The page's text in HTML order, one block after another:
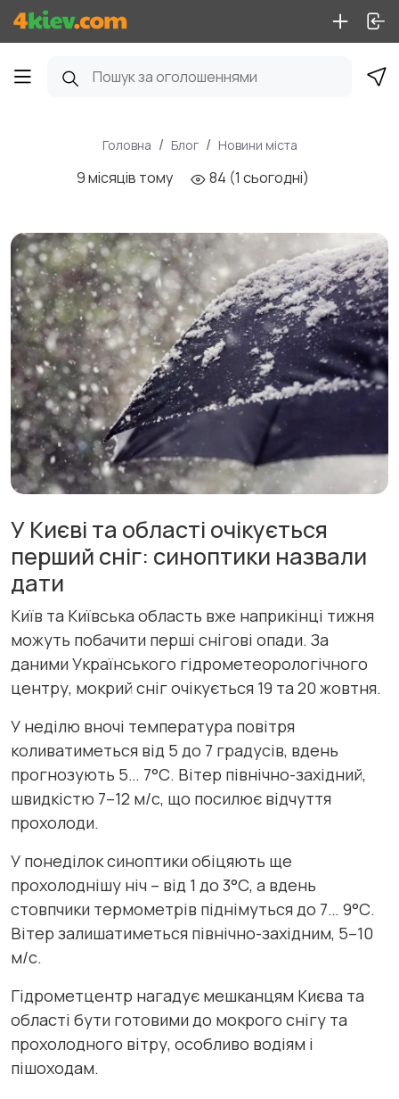
Головна Блог Новини міста
9 місяців тому 84 (1 сьогодні)
У Києві та області очікується
перший сніг: синоптики назвали
дати
Київ та Київська область вже наприкінці тижня
можуть побачити перші снігові опади. За
даними Українського гідрометеорологічного
центру, мокрий сніг очікується 19 та 20 жовтня.
У неділю вночі температура повітря
коливатиметься від 5 до 7 градусів, вдень
прогнозують 5… 7°С. Вітер північно-західний,
швидкістю 7–12 м/с, що посилює відчуття
прохолоди.
У понеділок синоптики обіцяють ще
прохолоднішу ніч – від 1 до 3°С, а вдень
стовпчики термометрів піднімуться до 7… 9°С.
Вітер залишатиметься північно-західним, 5–10
м/с.
Гідрометцентр нагадує мешканцям Києва та
області бути готовими до мокрого снігу та
прохолодного вітру, особливо водіям і
пішоходам.